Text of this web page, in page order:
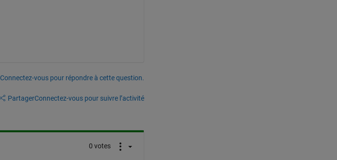
Connectez-vous pour répondre à cette question.
PartagerConnectez-vous pour suivre l’activité
0 votes